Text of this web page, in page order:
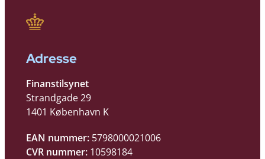
Adresse
Finanstilsynet
Strandgade 29
1401 København K
EAN nummer: 5798000021006
CVR nummer: 10598184